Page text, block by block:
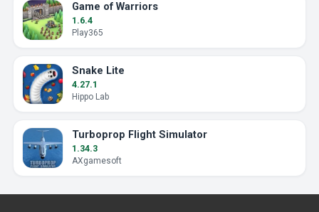
Game of Warriors
1.6.4
Play365
Snake Lite
4.27.1
Hippo Lab
Turboprop Flight Simulator
1.34.3
AXgamesoft